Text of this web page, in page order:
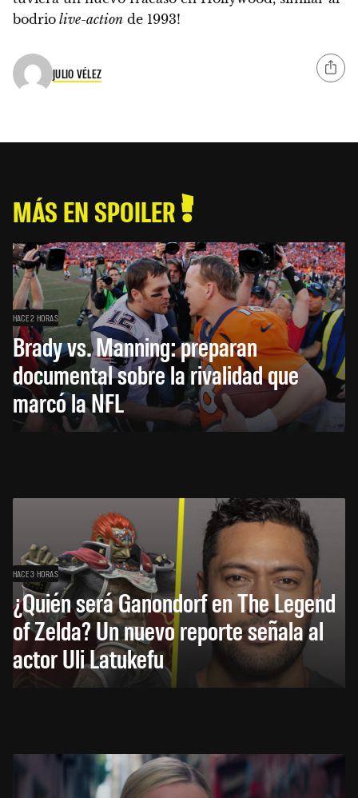
bodrio live-action de 1993!
JULIO VÉLEZ
MÁS EN SPOILER
HACE 2 HORAS
Brady vs. Manning: preparan
documental sobre la rivalidad que
marcó la NFL
HACE 3 HORAS
¿Quién será Ganondorf en The Legend
of Zelda? Un nuevo reporte señala al
actor Uli Latukefu